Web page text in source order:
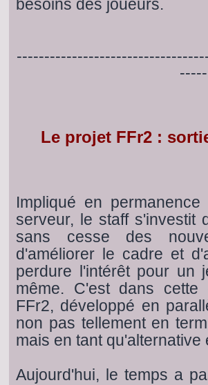
besoins des joueurs.
Le projet FFr2 :
Impliqué en
serveur, le staff s'investit
sans cesse des
d'améliorer le cadre et
perdure l'intérêt pour un
même. C'est dans
FFr2, développé en
non pas tellement en
mais en tant
Aujourd'hui, le temps a